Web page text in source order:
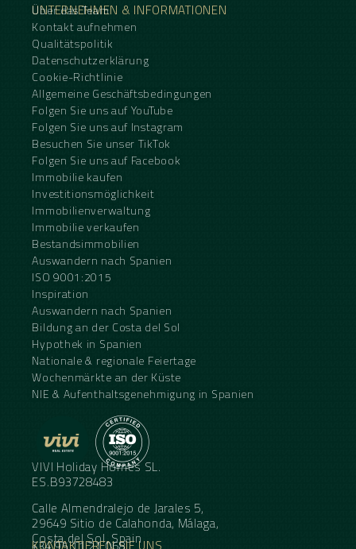
UNTERNEHMEN & INFORMATIONEN
Über das Team
Kontakt aufnehmen
Qualitätspolitik
Datenschutzerklärung
Cookie-Richtlinie
Allgemeine Geschäftsbedingungen
Folgen Sie uns auf YouTube
Folgen Sie uns auf Instagram
Besuchen Sie unser TikTok
Folgen Sie uns auf Facebook
Immobilie kaufen
Investitionsmöglichkeit
Immobilienverwaltung
Immobilie verkaufen
Bestandsimmobilien
Auswandern nach Spanien
ISO 9001:2015
Inspiration
Auswandern nach Spanien
Bildung an der Costa del Sol
Hypothek in Spanien
Nationale & regionale Feiertage
Wochenmärkte an der Küste
NIE & Aufenthaltsgenehmigung in Spanien
VIVI Holiday Homes SL.
ES.B93728483
Calle Almendralejo de Jarales 5,
29649 Sitio de Calahonda, Málaga,
Costa del Sol, Spain
+34 95 11 21 068